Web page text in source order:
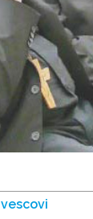
vescovi